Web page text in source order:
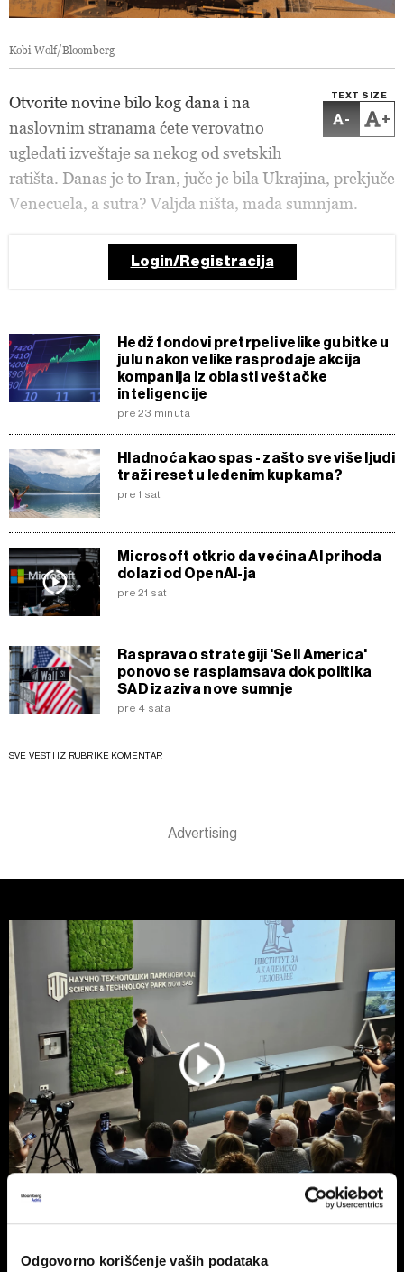
Odgovorno korišćenje vaših podataka
Kobi Wolf/Bloomberg
TEXT SIZE
- +
Otvorite novine bilo kog dana i na
naslovnim stranama ćete verovatno
ugledati izveštaje sa nekog od svetskih
ratišta. Danas je to Iran, juče je bila Ukrajina, prekjuče
Venecuela, a sutra? Valjda ništa, mada sumnjam.
Login/Registracija
Hedž fondovi pretrpeli velike gubitke u
julu nakon velike rasprodaje akcija
kompanija iz oblasti veštačke
inteligencije
pre 23 minuta
Hladnoća kao spas - zašto sve više ljudi
traži reset u ledenim kupkama?
pre 1 sat
Microsoft otkrio da većina AI prihoda
dolazi od OpenAI-ja
pre 21 sat
Rasprava o strategiji 'Sell America'
ponovo se rasplamsava dok politika
SAD izaziva nove sumnje
pre 4 sata
SVE VESTI IZ RUBRIKE KOMENTAR
Osnovan Institut za akademsko
delovanje